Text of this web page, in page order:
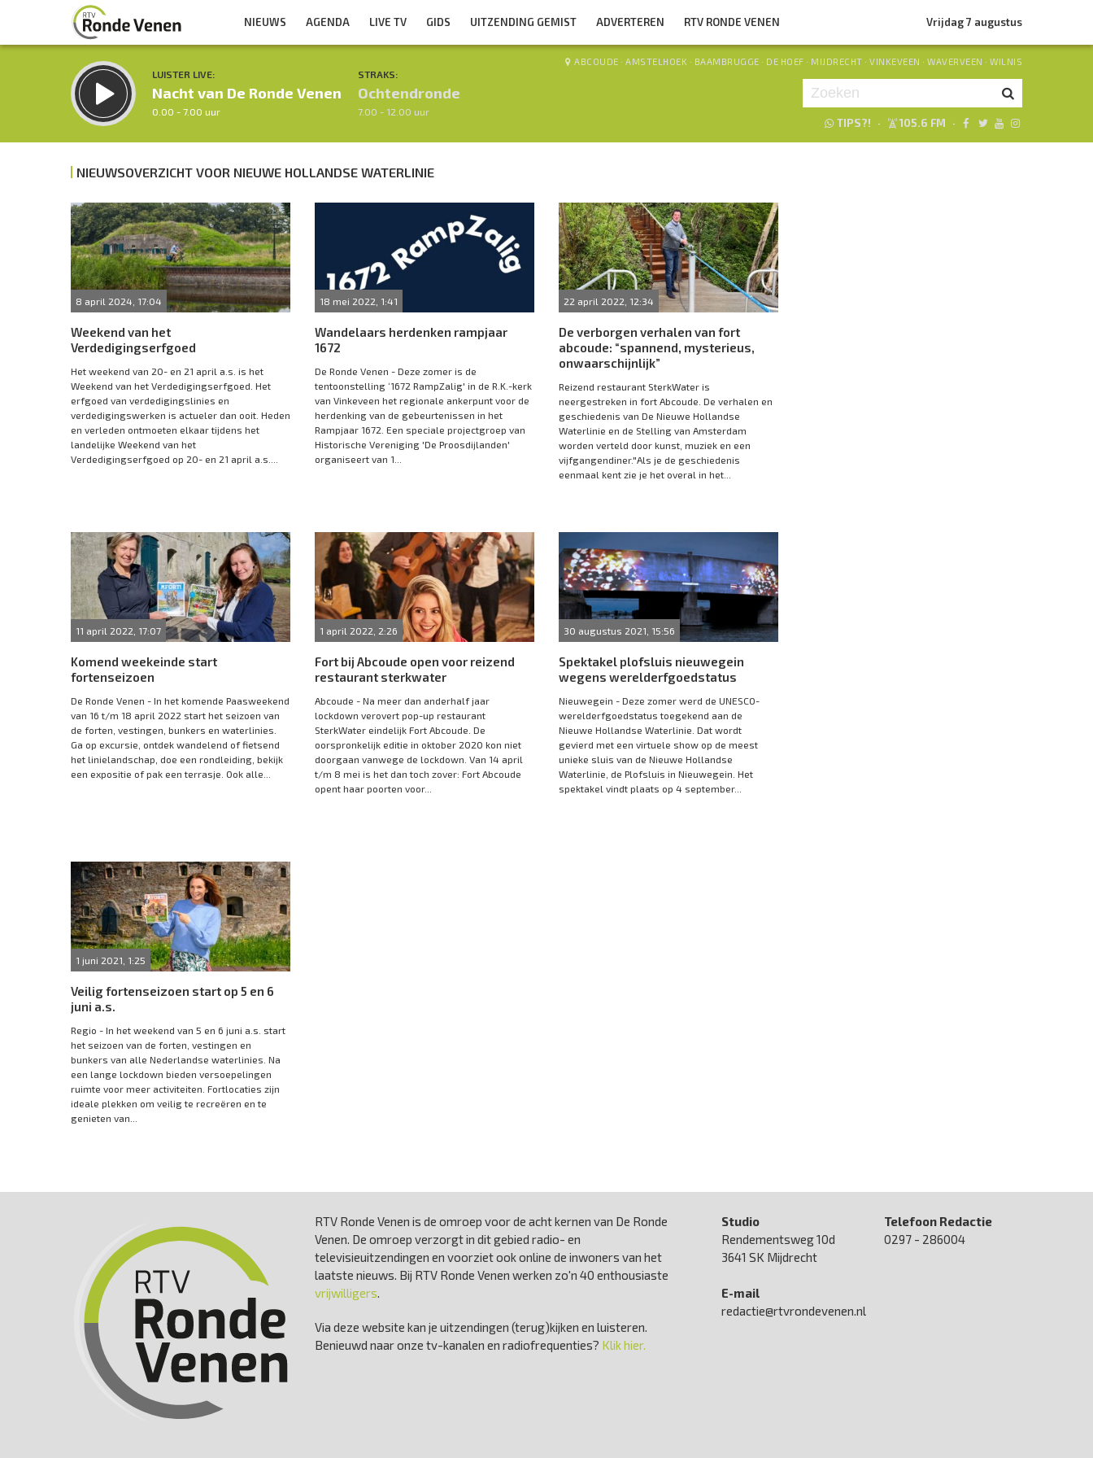
NIEUWS AGENDA LIVE TV GIDS UITZENDING GEMIST ADVERTEREN RTV RONDE VENEN Vrijdag 7 augustus
LUISTER LIVE:
Nacht van De Ronde Venen
0.00 - 7.00 uur
STRAKS:
Ochtendronde
7.00 - 12.00 uur
ABCOUDE · AMSTELHOEK · BAAMBRUGGE · DE HOEF · MIJDRECHT · VINKEVEEN · WAVERVEEN · WILNIS
TIPS?! · 105.6 FM ·
Inklappen
NIEUWSOVERZICHT VOOR NIEUWE HOLLANDSE WATERLINIE
8 april 2024, 17:04
Weekend van het
Verdedigingserfgoed
Het weekend van 20- en 21 april a.s. is het
Weekend van het Verdedigingserfgoed. Het
erfgoed van verdedigingslinies en
verdedigingswerken is actueler dan ooit. Heden
en verleden ontmoeten elkaar tijdens het
landelijke Weekend van het
Verdedigingserfgoed op 20- en 21 april a.s....
18 mei 2022, 1:41
Wandelaars herdenken rampjaar
1672
De Ronde Venen - Deze zomer is de
tentoonstelling ‘1672 RampZalig' in de R.K.-kerk
van Vinkeveen het regionale ankerpunt voor de
herdenking van de gebeurtenissen in het
Rampjaar 1672. Een speciale projectgroep van
Historische Vereniging 'De Proosdijlanden'
organiseert van 1...
22 april 2022, 12:34
De verborgen verhalen van fort
abcoude: “spannend, mysterieus,
onwaarschijnlijk”
Reizend restaurant SterkWater is
neergestreken in fort Abcoude. De verhalen en
geschiedenis van De Nieuwe Hollandse
Waterlinie en de Stelling van Amsterdam
worden verteld door kunst, muziek en een
vijfgangendiner."Als je de geschiedenis
eenmaal kent zie je het overal in het...
11 april 2022, 17:07
Komend weekeinde start
fortenseizoen
De Ronde Venen - In het komende Paasweekend
van 16 t/m 18 april 2022 start het seizoen van
de forten, vestingen, bunkers en waterlinies.
Ga op excursie, ontdek wandelend of fietsend
het linielandschap, doe een rondleiding, bekijk
een expositie of pak een terrasje. Ook alle...
1 april 2022, 2:26
Fort bij Abcoude open voor reizend
restaurant sterkwater
Abcoude - Na meer dan anderhalf jaar
lockdown verovert pop-up restaurant
SterkWater eindelijk Fort Abcoude. De
oorspronkelijk editie in oktober 2020 kon niet
doorgaan vanwege de lockdown. Van 14 april
t/m 8 mei is het dan toch zover: Fort Abcoude
opent haar poorten voor...
30 augustus 2021, 15:56
Spektakel plofsluis nieuwegein
wegens werelderfgoedstatus
Nieuwegein - Deze zomer werd de UNESCO-
werelderfgoedstatus toegekend aan de
Nieuwe Hollandse Waterlinie. Dat wordt
gevierd met een virtuele show op de meest
unieke sluis van de Nieuwe Hollandse
Waterlinie, de Plofsluis in Nieuwegein. Het
spektakel vindt plaats op 4 september...
1 juni 2021, 1:25
Veilig fortenseizoen start op 5 en 6
juni a.s.
Regio - In het weekend van 5 en 6 juni a.s. start
het seizoen van de forten, vestingen en
bunkers van alle Nederlandse waterlinies. Na
een lange lockdown bieden versoepelingen
ruimte voor meer activiteiten. Fortlocaties zijn
ideale plekken om veilig te recreëren en te
genieten van...
RTV Ronde Venen is de omroep voor de acht kernen van De Ronde
Venen. De omroep verzorgt in dit gebied radio- en
televisieuitzendingen en voorziet ook online de inwoners van het
laatste nieuws. Bij RTV Ronde Venen werken zo'n 40 enthousiaste
vrijwilligers.
Via deze website kan je uitzendingen (terug)kijken en luisteren.
Benieuwd naar onze tv-kanalen en radiofrequenties? Klik hier.
Studio
Rendementsweg 10d
3641 SK Mijdrecht
E-mail
redactie@rtvrondevenen.nl
Telefoon Redactie
0297 - 286004